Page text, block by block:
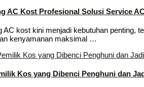
AC Kost Profesional Solusi Service
AC kost kini menjadi kebutuhan penting,
kenyamanan maksimal …
Kos yang Dibenci Penghuni dan